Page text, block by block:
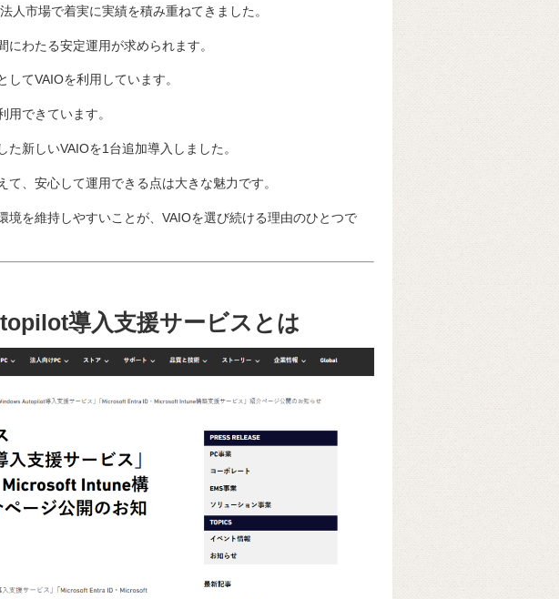
人市場で着実に実績を積み重ねてきました。
わたる安定運用が求められます。
てVAIOを利用しています。
できています。
新しいVAIOを1台追加導入しました。
、安心して運用できる点は大きな魅力です。
境を維持しやすいことが、VAIOを選び続ける理由のひとつで
導入支援サービスとは